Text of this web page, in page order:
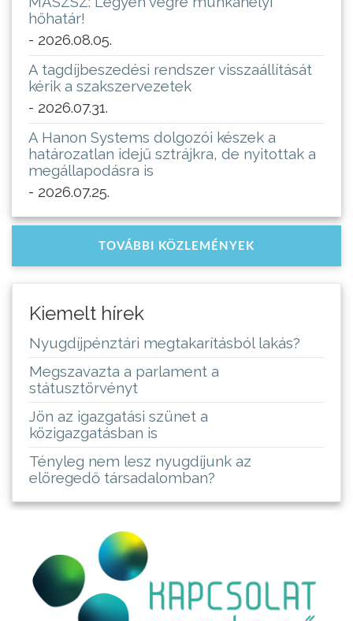
hőhatár!
- 2026.08.05.
A tagdíjbeszedési rendszer visszaállítását
kérik a szakszervezetek
- 2026.07.31.
A Hanon Systems dolgozói készek a
határozatlan idejű sztrájkra, de nyitottak a
megállapodásra is
- 2026.07.25.
TOVÁBBI KÖZLEMÉNYEK
Kiemelt hírek
Nyugdíjpénztári megtakarításból lakás?
Megszavazta a parlament a
státusztörvényt
Jön az igazgatási szünet a
közigazgatásban is
Tényleg nem lesz nyugdíjunk az
elöregedő társadalomban?